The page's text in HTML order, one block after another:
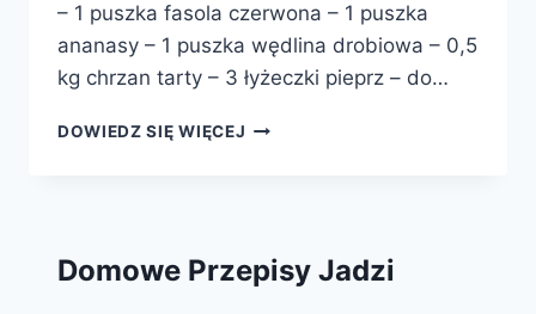
– 1 puszka fasola czerwona – 1 puszka
ananasy – 1 puszka wędlina drobiowa – 0,5
kg chrzan tarty – 3 łyżeczki pieprz – do…
DOWIEDZ SIĘ WIĘCEJ SAŁATKA
Domowe Przepisy Jadzi